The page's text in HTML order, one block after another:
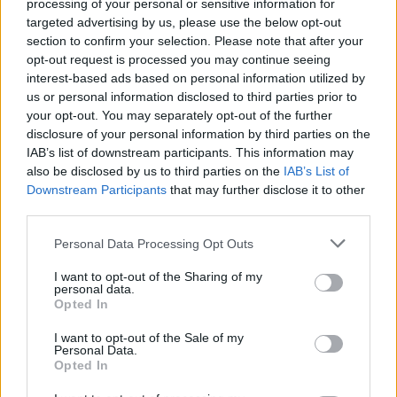
processing of your personal or sensitive information for
targeted advertising by us, please use the below opt-out
section to confirm your selection. Please note that after your
opt-out request is processed you may continue seeing
interest-based ads based on personal information utilized by
us or personal information disclosed to third parties prior to
your opt-out. You may separately opt-out of the further
disclosure of your personal information by third parties on the
IAB’s list of downstream participants. This information may
also be disclosed by us to third parties on the IAB’s List of
Downstream Participants that may further disclose it to other
Personal Data Processing Opt Outs
I want to opt-out of the Sharing of my
personal data.
Opted In
I want to opt-out of the Sale of my
Personal Data.
Opted In
Michálka, aby kompromitující nahrávky zničil. Co vévodilo
zpravodajství Ekolistu v prosinci 2010, tak jistě není těžké
uhodnout. Ano, byla torezignace ministra na svůj post.
Listopad 2010 v Ekolistu: Ulovení Jana Rybáře a pár
tipů na dobré čtení
1.12.2010
Milé čtenářky a milí čtenáři,
skoro celý listopad jsme se v programu Nadace Vodafone Rok jinak
snažili získat do naší redakce Jana Rybáře. Nakonec se to povedlo a
od ledna bude tento zkušený novinář (má za sebou 12 let v Mladé
frontě DNES, mimo jiné jako vedoucí zahraničního oddělení, v roce
našeho týmu. Těšíme se na to a doufáme, žeproměna, kterou
Ekolist.cz díky této spolupráci projde , potěší i vás.
Co nepropásnout na Ekolistu – říjen 2010
1.11.2010
Milé čtenářky a milí čtenáři,
představení článků, které by Vám neměly uniknout. Z říjnové várky
chci nejdřív upozornit na dva texty pro trpělivější čtenáře.